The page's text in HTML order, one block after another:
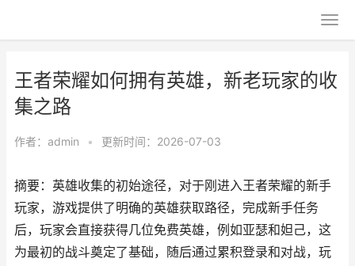
王者荣耀如何拥有英雄，新老玩家的收
集之路
作者： admin • 更新时间：2026-07-03
摘要：英雄收集的初始途径，对于刚进入王者荣耀的新手
玩家，游戏提供了明确的英雄获取路径，完成新手任务
后，玩家会直接获得几位免费英雄，例如亚瑟和妲己，这
为最初的战斗奠定了基础，随后通过累积登录和对战，玩